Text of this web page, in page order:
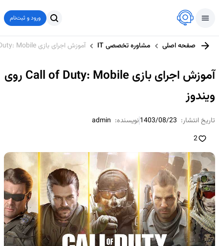
ورود و ثبت‌نام
صفحه اصلی مشاوره تخصصی IT آموزش اجرای بازی Call of Duty: Mobile روی ویندوز
آموزش اجرای بازی Call of Duty: Mobile روی
ویندوز
تاریخ انتشار: 1403/08/23نویسنده: admin
2